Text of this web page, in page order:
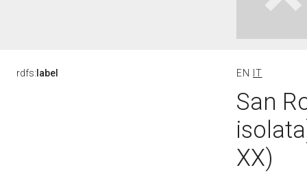
rdfs: label EN IT
San
XX)